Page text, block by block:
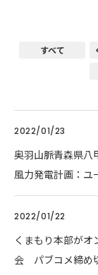
すべて
2022/01/23
奥羽山脈青森県八
風力発電計画：ユ
2022/01/22
くまもり本部が
会 パブコメ締め